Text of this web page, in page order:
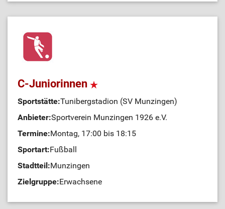
C-Juniorinnen
Sportstätte:Tunibergstadion (SV Munzingen)
Anbieter:Sportverein Munzingen 1926 e.V.
Termine:Montag, 17:00 bis 18:15
Sportart:Fußball
Stadtteil:Munzingen
Zielgruppe:Erwachsene